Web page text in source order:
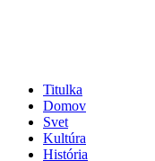
Titulka
Domov
Svet
Kultúra
História